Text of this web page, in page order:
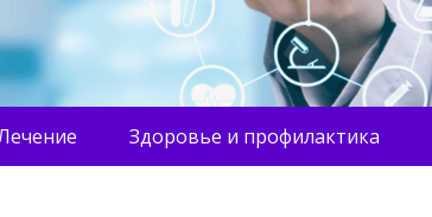
Здоровье и профилактика